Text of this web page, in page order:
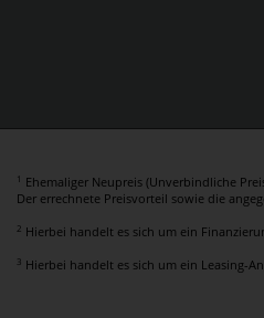
1 Ehemaliger Neupreis (Unverbindliche
Der errechnete Preisvorteil sowie die
2 Hierbei handelt es sich um ein
3 Hierbei handelt es sich um ein Leasing-